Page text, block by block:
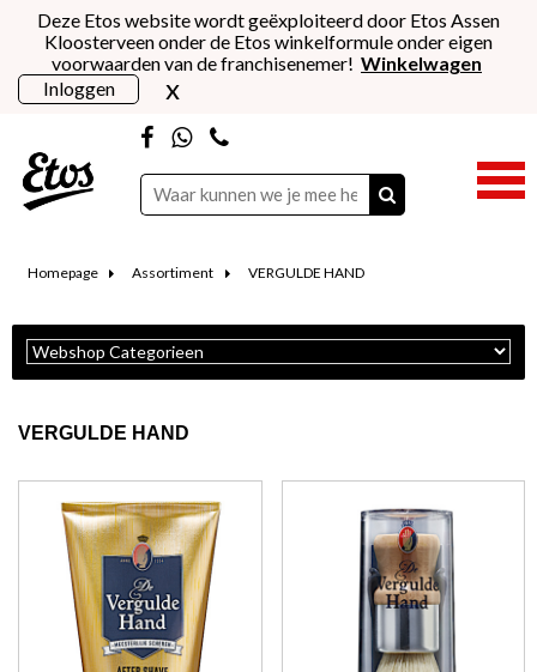
Deze Etos website wordt geëxploiteerd door Etos Assen
Kloosterveen onder de Etos winkelformule onder eigen
voorwaarden van de franchisenemer! Winkelwagen
Inloggen
x
Homepage Assortiment VERGULDE HAND
VERGULDE HAND